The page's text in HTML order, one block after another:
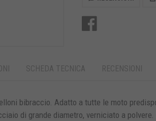
SCHEDA TECNICA RECENSIONI
bibraccio. Adatto a tutte le moto
di grande diametro, verniciato a